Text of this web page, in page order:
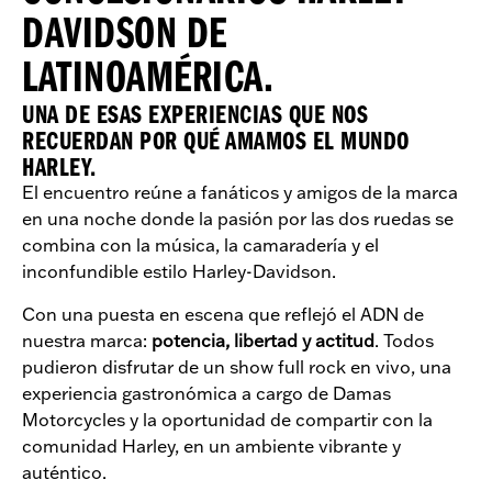
DAVIDSON DE
LATINOAMÉRICA.
UNA DE ESAS EXPERIENCIAS QUE NOS
RECUERDAN POR QUÉ AMAMOS EL MUNDO
HARLEY.
El encuentro reúne a fanáticos y amigos de la marca
en una noche donde la pasión por las dos ruedas se
combina con la música, la camaradería y el
inconfundible estilo Harley-Davidson.
Con una puesta en escena que reflejó el ADN de
nuestra marca: potencia, libertad y actitud. Todos
pudieron disfrutar de un show full rock en vivo, una
experiencia gastronómica a cargo de Damas
Motorcycles y la oportunidad de compartir con la
comunidad Harley, en un ambiente vibrante y
auténtico.